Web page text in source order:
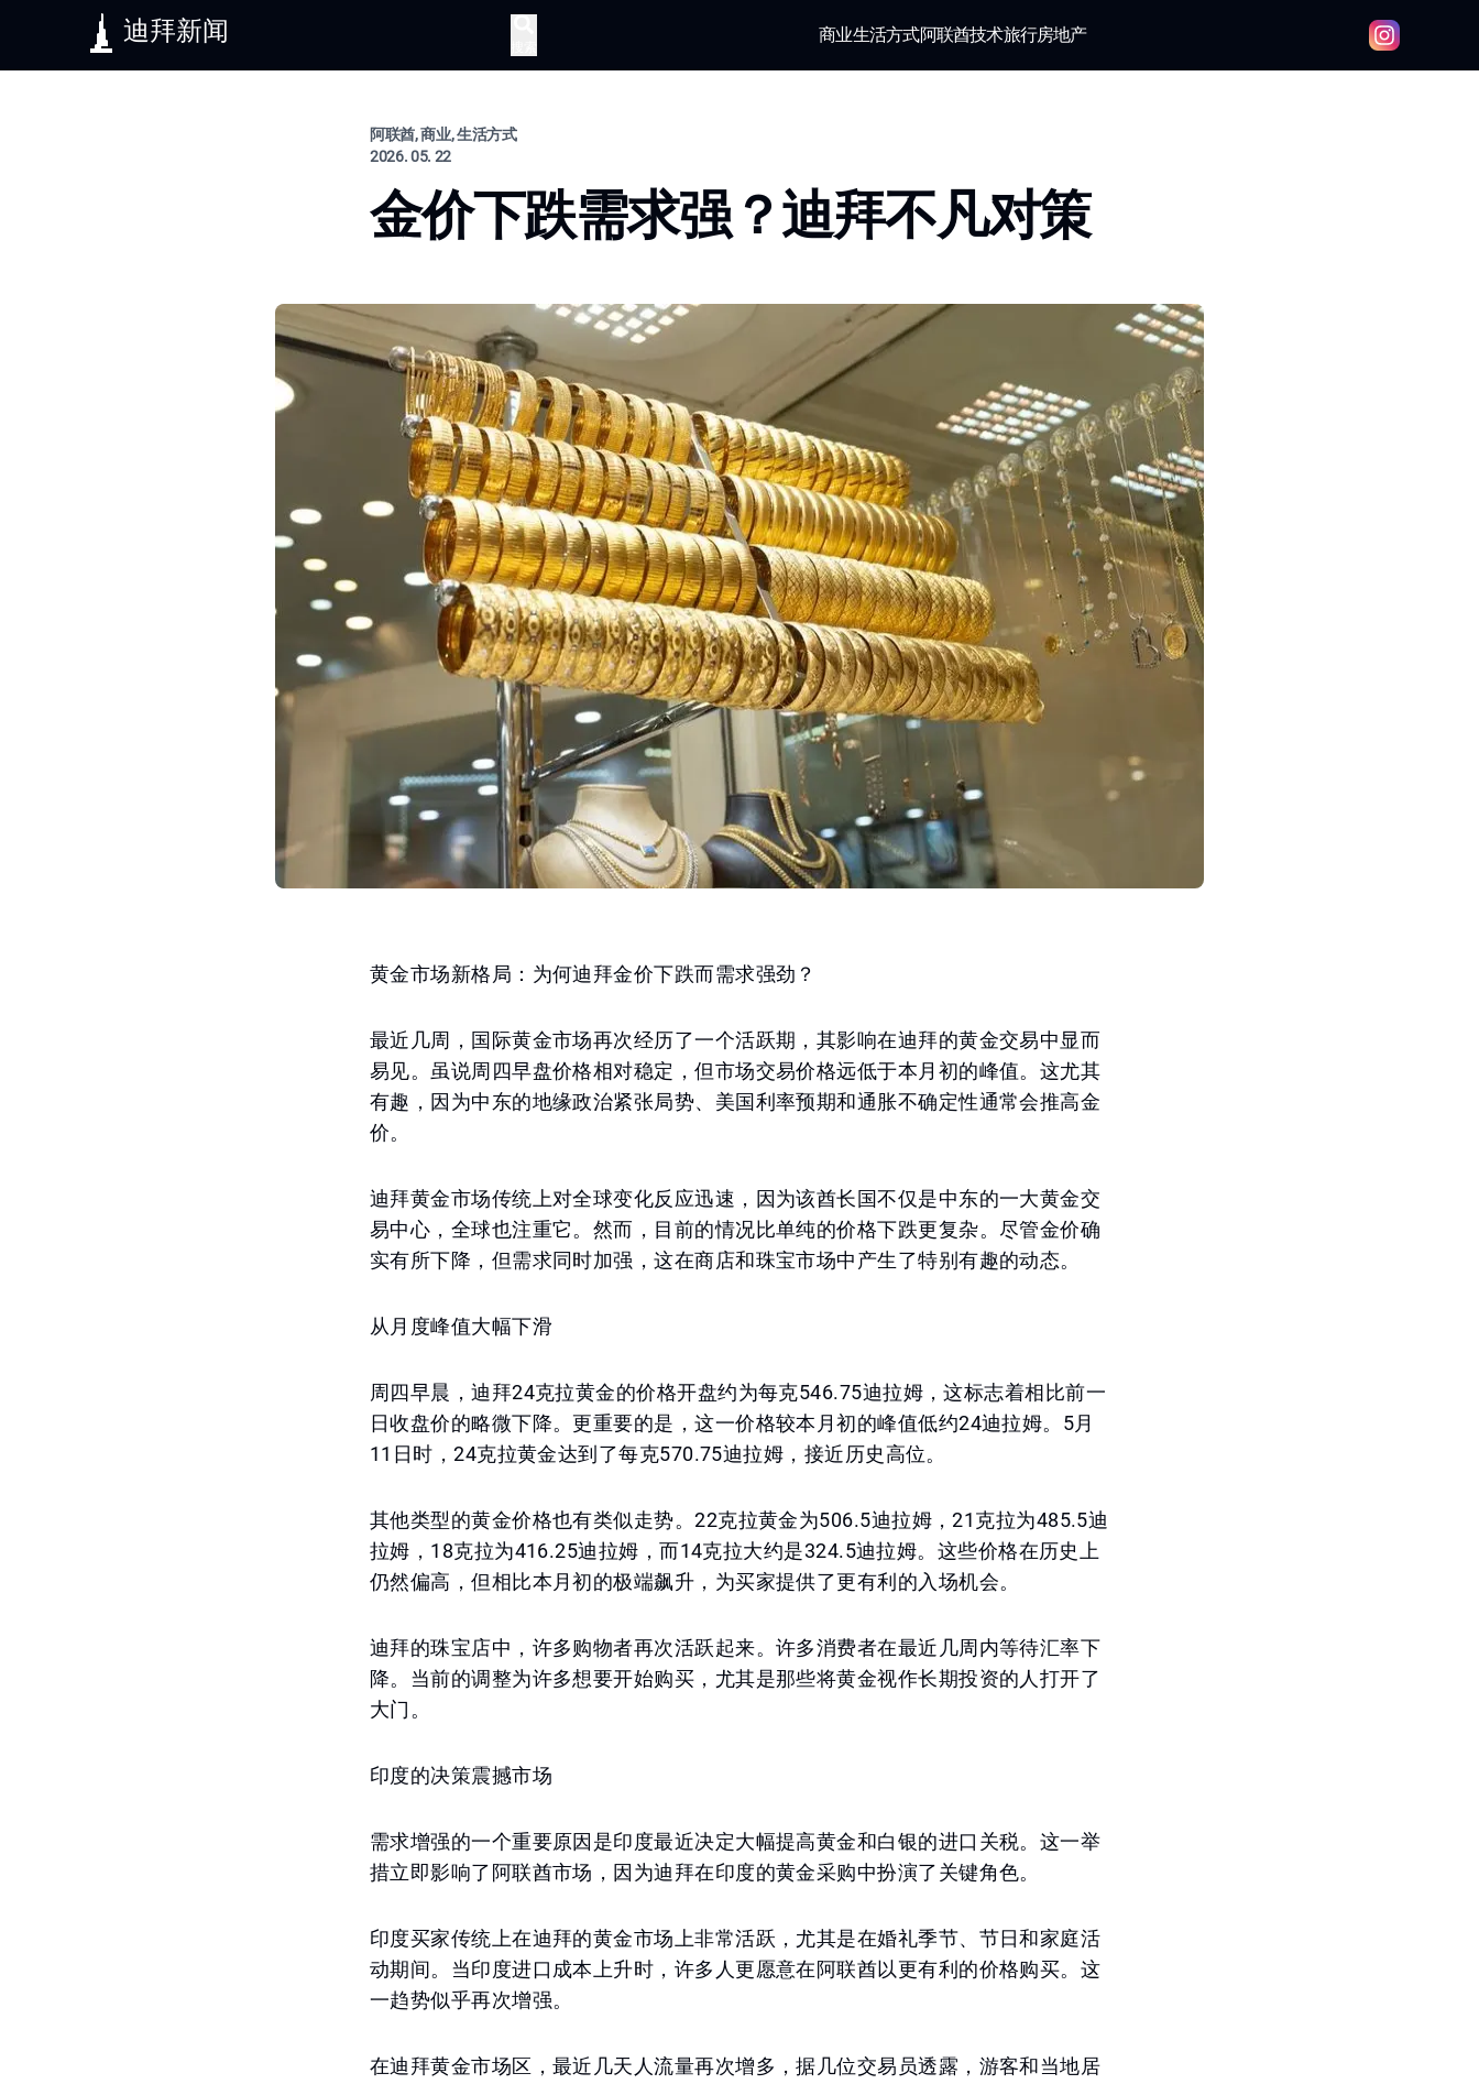
迪拜新闻 商业生活方式阿联酋技术旅行房地产
阿联酋, 商业, 生活方式
2026. 05. 22
金价下跌需求强？迪拜不凡对策
黄金市场新格局：为何迪拜金价下跌而需求强劲？
最近几周，国际黄金市场再次经历了一个活跃期，其影响在迪拜的黄金交易中显而
易见。虽说周四早盘价格相对稳定，但市场交易价格远低于本月初的峰值。这尤其
有趣，因为中东的地缘政治紧张局势、美国利率预期和通胀不确定性通常会推高金
价。
迪拜黄金市场传统上对全球变化反应迅速，因为该酋长国不仅是中东的一大黄金交
易中心，全球也注重它。然而，目前的情况比单纯的价格下跌更复杂。尽管金价确
实有所下降，但需求同时加强，这在商店和珠宝市场中产生了特别有趣的动态。
从月度峰值大幅下滑
周四早晨，迪拜24克拉黄金的价格开盘约为每克546.75迪拉姆，这标志着相比前一
日收盘价的略微下降。更重要的是，这一价格较本月初的峰值低约24迪拉姆。5月
11日时，24克拉黄金达到了每克570.75迪拉姆，接近历史高位。
其他类型的黄金价格也有类似走势。22克拉黄金为506.5迪拉姆，21克拉为485.5迪
拉姆，18克拉为416.25迪拉姆，而14克拉大约是324.5迪拉姆。这些价格在历史上
仍然偏高，但相比本月初的极端飙升，为买家提供了更有利的入场机会。
迪拜的珠宝店中，许多购物者再次活跃起来。许多消费者在最近几周内等待汇率下
降。当前的调整为许多想要开始购买，尤其是那些将黄金视作长期投资的人打开了
大门。
印度的决策震撼市场
需求增强的一个重要原因是印度最近决定大幅提高黄金和白银的进口关税。这一举
措立即影响了阿联酋市场，因为迪拜在印度的黄金采购中扮演了关键角色。
印度买家传统上在迪拜的黄金市场上非常活跃，尤其是在婚礼季节、节日和家庭活
动期间。当印度进口成本上升时，许多人更愿意在阿联酋以更有利的价格购买。这
一趋势似乎再次增强。
在迪拜黄金市场区，最近几天人流量再次增多，据几位交易员透露，游客和当地居